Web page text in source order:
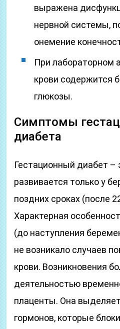
выражена
нервной системы,
онемение
При лабораторном
крови содержится
глюкозы.
Симптомы
диабета
Гестационный диабет –
развивается только у
поздних сроках (после
Характерная
(до наступления
не возникало случаев
крови. Возникновения
деятельностью
плаценты. Она
гормонов, которые